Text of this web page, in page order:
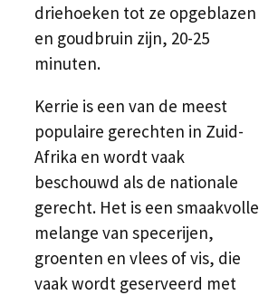
driehoeken tot ze opgeblazen
en goudbruin zijn, 20-25
minuten.
Kerrie is een van de meest
populaire gerechten in Zuid-
Afrika en wordt vaak
beschouwd als de nationale
gerecht. Het is een smaakvolle
melange van specerijen,
groenten en vlees of vis, die
vaak wordt geserveerd met